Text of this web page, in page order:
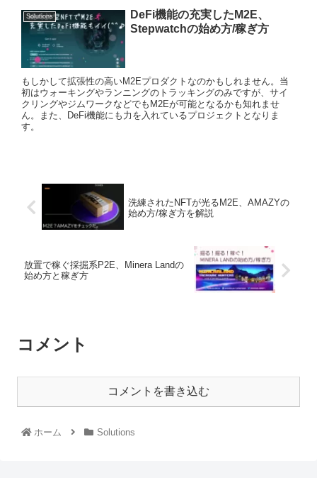
Solutions
DeFi機能の充実したM2E、
Stepwatchの始め方/稼ぎ方
もしかして拡張性の高いM2Eプロダクトなのかもしれません。当
初はウォーキングやランニングのトラッキングのみですが、サイ
クリングやジムワークなどでもM2Eが可能となるかも知れませ
ん。また、DeFi機能にも力を入れているプロジェクトとなりま
す。
洗練されたNFTが光るM2E、AMAZYの
始め方/稼ぎ方を解説
放置で稼ぐ採掘系P2E、Minera Landの
始め方と稼ぎ方
コメント
コメントを書き込む
ホーム Solutions